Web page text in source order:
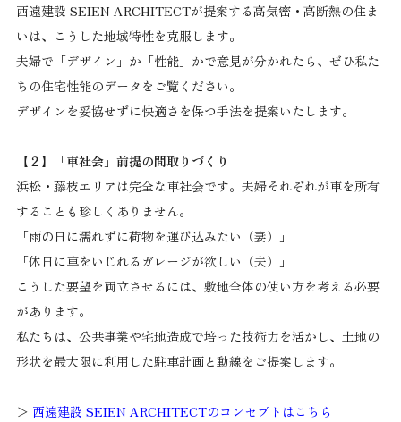
西遠建設 SEIEN ARCHITECTが提案する高気密・高断熱の住ま
いは、こうした地域特性を克服します。
夫婦で「デザイン」か「性能」かで意見が分かれたら、ぜひ私た
ちの住宅性能のデータをご覧ください。
デザインを妥協せずに快適さを保つ手法を提案いたします。
【２】「車社会」前提の間取りづくり
浜松・藤枝エリアは完全な車社会です。夫婦それぞれが車を所有
することも珍しくありません。
「雨の日に濡れずに荷物を運び込みたい（妻）」
「休日に車をいじれるガレージが欲しい（夫）」
こうした要望を両立させるには、敷地全体の使い方を考える必要
があります。
私たちは、公共事業や宅地造成で培った技術力を活かし、土地の
形状を最大限に利用した駐車計画と動線をご提案します。
＞ 西遠建設 SEIEN ARCHITECTのコンセプトはこちら